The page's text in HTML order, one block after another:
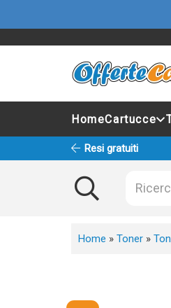
HomeCartucce
Resi gratuiti
Home » Toner »